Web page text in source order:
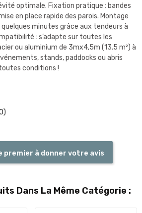
optimale. Fixation pratique : bandes
en place rapide des parois. Montage
minutes grâce aux tendeurs à
: s’adapte sur toutes les
ou aluminium de 3mx4,5m (13.5 m²) à
stands, paddocks ou abris
conditions !
premier à donner votre avis
Dans La Même Catégorie :